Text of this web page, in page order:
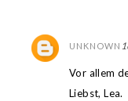
UNKNOWN
Vor allem
Liebst, Lea.